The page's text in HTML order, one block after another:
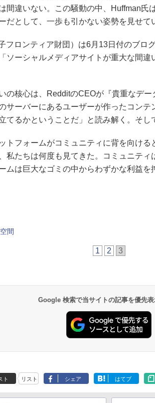
間違いない。この騒動の中、Huffman氏
だとして、一歩も引かない姿勢を見せて
フロンティア財団）は6月13日付のブロ
ソーシャルメディアサイトが重大な間違
の核心は、RedditのCEOが『貴重なデー
サーバーにあるユーザーが作ったコンテ
てるかということだ」と読み解く。そし
トフォームがコミュニティに背を向ける
私たちは何度も見てきた。コミュニティ
ムは巨大なゴミの中からわずかな利益を
間
1 2 3
Google 検索で当サイトの記事を優先表
ト リスト シェア はてブ